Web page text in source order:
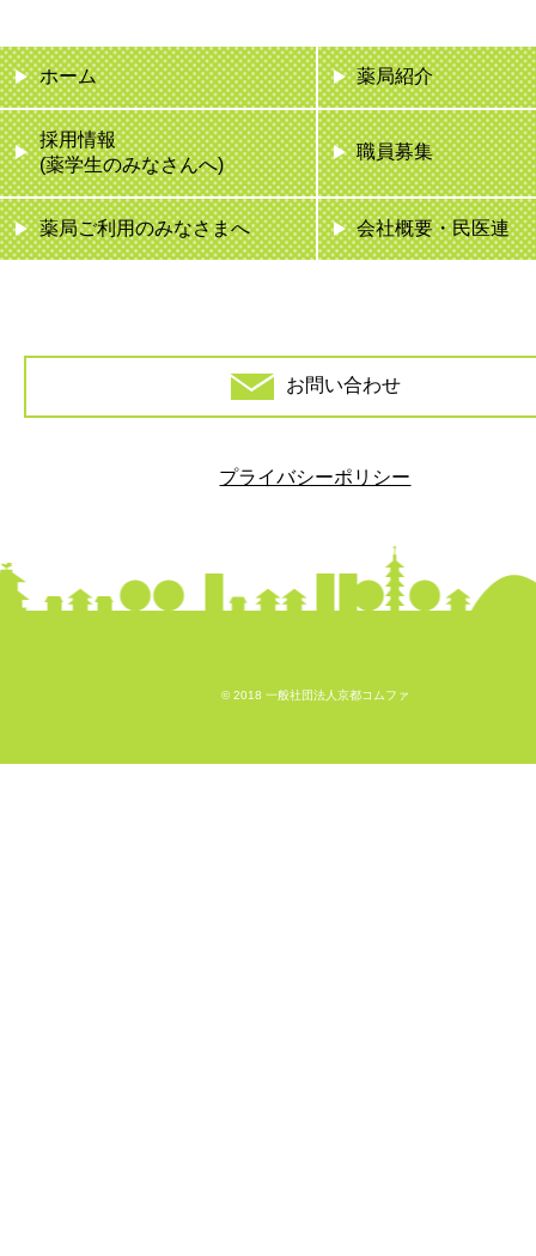
ホーム 薬局紹介
採用情報
(薬学生のみなさんへ)
職員募集
薬局ご利用のみなさまへ 会社概要・民医連
お問い合わせ
プライバシーポリシー
© 2018 一般社団法人京都コムファ